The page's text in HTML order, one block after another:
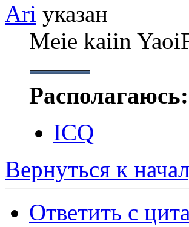
Ari
Meie kaiin
Располагаюсь:
ICQ
Вернуться к
Ответить с